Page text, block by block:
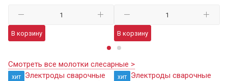
В корзину В корзину
Смотреть все молотки слесарные >
хит хит